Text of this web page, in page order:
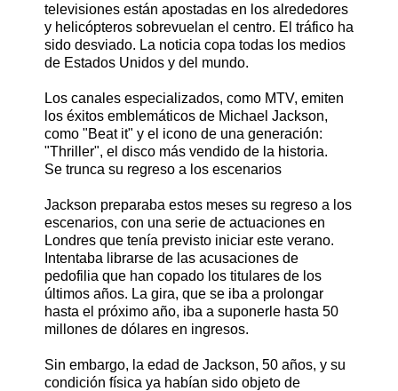
televisiones están apostadas en los alrededores
y helicópteros sobrevuelan el centro. El tráfico ha
sido desviado. La noticia copa todas los medios
de Estados Unidos y del mundo.
Los canales especializados, como MTV, emiten
los éxitos emblemáticos de Michael Jackson,
como "Beat it" y el icono de una generación:
"Thriller", el disco más vendido de la historia.
Se trunca su regreso a los escenarios
Jackson preparaba estos meses su regreso a los
escenarios, con una serie de actuaciones en
Londres que tenía previsto iniciar este verano.
Intentaba librarse de las acusaciones de
pedofilia que han copado los titulares de los
últimos años. La gira, que se iba a prolongar
hasta el próximo año, iba a suponerle hasta 50
millones de dólares en ingresos.
Sin embargo, la edad de Jackson, 50 años, y su
condición física ya habían sido objeto de